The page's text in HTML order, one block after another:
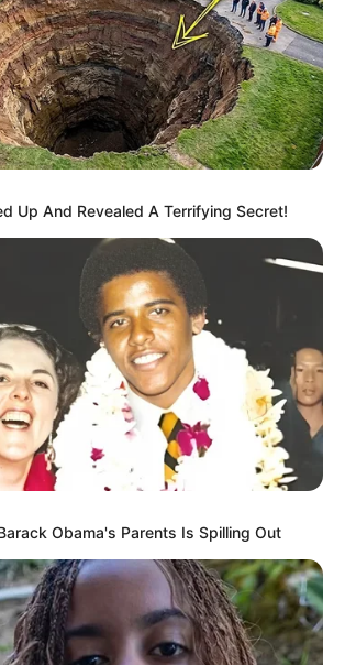
Up And Revealed A Terrifying Secret!
Obama's Parents Is Spilling Out